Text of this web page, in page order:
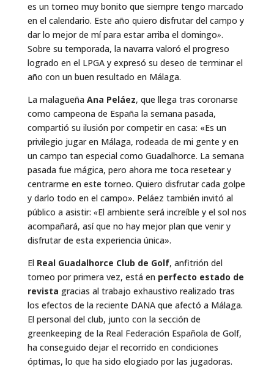
es un torneo muy bonito que siempre tengo marcado
en el calendario. Este año quiero disfrutar del campo y
dar lo mejor de mí para estar arriba el domingo».
Sobre su temporada, la navarra valoró el progreso
logrado en el LPGA y expresó su deseo de terminar el
año con un buen resultado en Málaga.
La malagueña Ana Peláez, que llega tras coronarse
como campeona de España la semana pasada,
compartió su ilusión por competir en casa: «Es un
privilegio jugar en Málaga, rodeada de mi gente y en
un campo tan especial como Guadalhorce. La semana
pasada fue mágica, pero ahora me toca resetear y
centrarme en este torneo. Quiero disfrutar cada golpe
y darlo todo en el campo». Peláez también invitó al
público a asistir: «El ambiente será increíble y el sol nos
acompañará, así que no hay mejor plan que venir y
disfrutar de esta experiencia única».
El Real Guadalhorce Club de Golf, anfitrión del
torneo por primera vez, está en perfecto estado de
revista gracias al trabajo exhaustivo realizado tras
los efectos de la reciente DANA que afectó a Málaga.
El personal del club, junto con la sección de
greenkeeping de la Real Federación Española de Golf,
ha conseguido dejar el recorrido en condiciones
óptimas, lo que ha sido elogiado por las jugadoras.